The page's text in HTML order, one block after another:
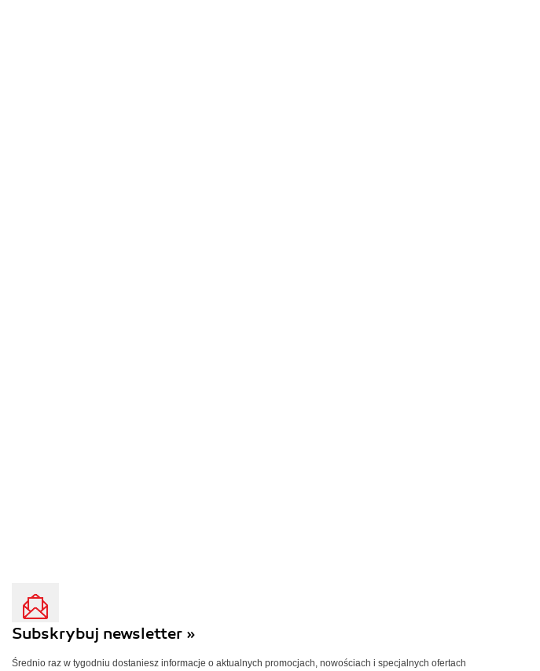
Subskrybuj newsletter »
Średnio raz w tygodniu dostaniesz informacje o aktualnych promocjach, nowościach i specjalnych ofertach